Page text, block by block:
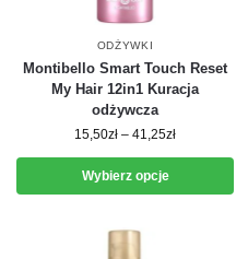
ODŻYWKI
Montibello Smart Touch Reset
My Hair 12in1 Kuracja
odżywcza
15,50zł – 41,25zł
Wybierz opcje